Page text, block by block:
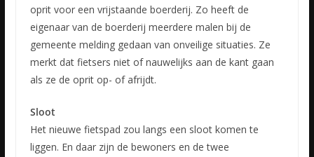
oprit voor een vrijstaande boerderij. Zo heeft de
eigenaar van de boerderij meerdere malen bij de
gemeente melding gedaan van onveilige situaties. Ze
merkt dat fietsers niet of nauwelijks aan de kant gaan
als ze de oprit op- of afrijdt.
Sloot
Het nieuwe fietspad zou langs een sloot komen te
liggen. En daar zijn de bewoners en de twee